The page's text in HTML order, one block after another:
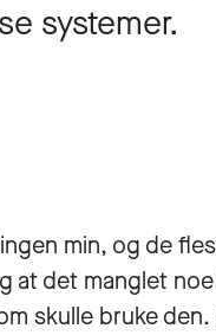
systemer.
min, og de
at det manglet
skulle bruke